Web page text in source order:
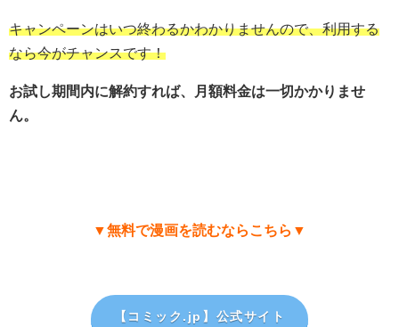
キャンペーンはいつ終わるかわかりませんので、利用する
なら今がチャンスです！
お試し期間内に解約すれば、月額料金は一切かかりませ
ん。
▼無料で漫画を読むならこちら▼
【コミック.jp 】公式サイト